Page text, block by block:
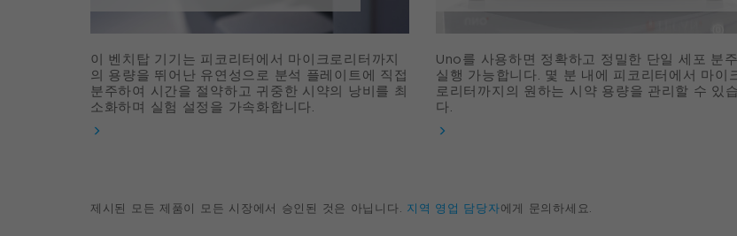
이 벤치탑 기기는 피코리터에서 마이크로리터까지
의 용량을 뛰어난 유연성으로 분석 플레이트에 직접
분주하여 시간을 절약하고 귀중한 시약의 낭비를 최
소화하며 실험 설정을 가속화합니다.
Uno를 사용하면 정확하고 정밀한 단일 세포 분
실행 가능합니다. 몇 분 내에 피코리터에서 마이
로리터까지의 원하는 시약 용량을 관리할 수 있
다.
제시된 모든 제품이 모든 시장에서 승인된 것은 아닙니다. 지역 영업 담당자에게 문의하세요.